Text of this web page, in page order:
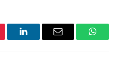
LinkedInEmail